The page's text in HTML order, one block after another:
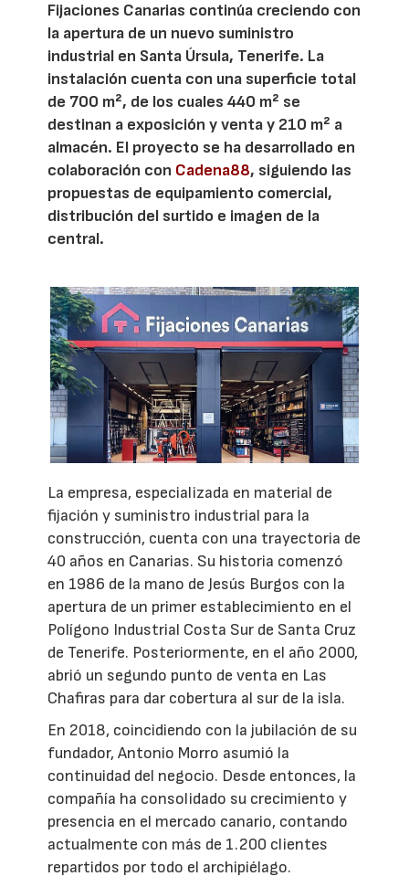
Fijaciones Canarias continúa creciendo con
la apertura de un nuevo suministro
industrial en Santa Úrsula, Tenerife. La
instalación cuenta con una superficie total
de 700 m², de los cuales 440 m² se
destinan a exposición y venta y 210 m² a
almacén. El proyecto se ha desarrollado en
colaboración con Cadena88, siguiendo las
propuestas de equipamiento comercial,
distribución del surtido e imagen de la
central.
La empresa, especializada en material de
fijación y suministro industrial para la
construcción, cuenta con una trayectoria de
40 años en Canarias. Su historia comenzó
en 1986 de la mano de Jesús Burgos con la
apertura de un primer establecimiento en el
Polígono Industrial Costa Sur de Santa Cruz
de Tenerife. Posteriormente, en el año 2000,
abrió un segundo punto de venta en Las
Chafiras para dar cobertura al sur de la isla.
En 2018, coincidiendo con la jubilación de su
fundador, Antonio Morro asumió la
continuidad del negocio. Desde entonces, la
compañía ha consolidado su crecimiento y
presencia en el mercado canario, contando
actualmente con más de 1.200 clientes
repartidos por todo el archipiélago.